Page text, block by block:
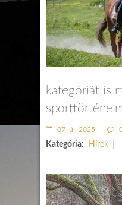
kategóriát is
07 júl. 2025
Kategória: Hírek